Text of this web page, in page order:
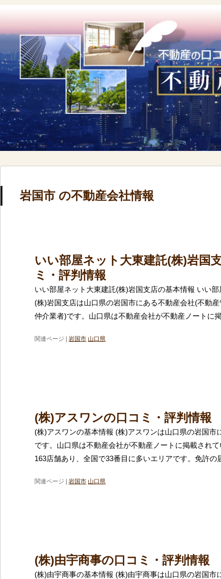
岩国市 の不動産会社情報
いい部屋ネット大東建託(株)岩国
ミ・評判情報
いい部屋ネット大東建託(株)岩国支店の基本情報 いい
(株)岩国支店は山口県の岩国市にある不動産会社(不動
仲介業者)です。山口県は不動産会社が不動産ノートに
関連ページ | 岩国市 山口県
(株)アスワンの口コミ・評判情報
(株)アスワンの基本情報 (株)アスワンは山口県の岩国市
です。山口県は不動産会社が不動産ノートに掲載され
163店舗あり、全国で33番目に多いエリアです。免許の
関連ページ | 岩国市 山口県
(株)由宇商事の口コミ・評判情報
(株)由宇商事の基本情報 (株)由宇商事は山口県の岩国市